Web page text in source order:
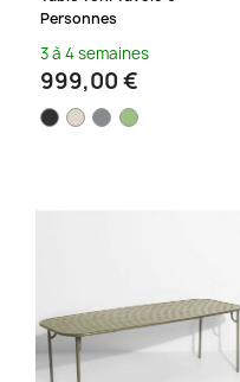
Personnes
3 à 4 semaines
999,00 €